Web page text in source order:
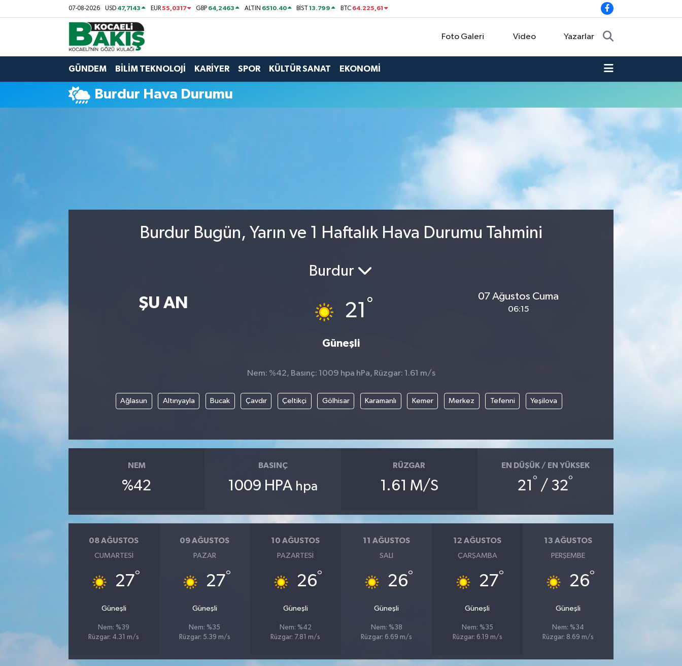
07-08-2026 USD 47,7143 EUR55,0317 GBP 64,2463 ALTIN 6510.40 BİST13.799 BTC 64.225,61
Foto Galeri Video Yazarlar
GÜNDEM BİLİM TEKNOLOJİ KARİYER SPOR KÜLTÜR SANAT EKONOMİ
Burdur Hava Durumu
Burdur Bugün, Yarın ve 1 Haftalık Hava Durumu Tahmini
ŞU AN
Burdur
21 °
Güneşli
07 Ağustos Cuma
06:15
Nem: %42, Basınç: 1009 hpa hPa, Rüzgar: 1.61 m/s
Ağlasun Altınyayla Bucak Çavdır Çeltikçi Gölhisar Karamanlı Kemer Merkez Tefenni Yeşilova
NEM
%42
BASINÇ
1009 HPA hpa
RÜZGAR
1.61 M/S
EN DÜŞÜK / EN YÜKSEK
21 ° / 32°
08 AĞUSTOS
CUMARTESI
27°
Güneşli
Nem: %39
Rüzgar: 4.31 m/s
09 AĞUSTOS
PAZAR
27°
Güneşli
Nem: %35
Rüzgar: 5.39 m/s
10 AĞUSTOS
PAZARTESI
26°
Güneşli
Nem: %42
Rüzgar: 7.81 m/s
11 AĞUSTOS
SALI
26°
Güneşli
Nem: %38
Rüzgar: 6.69 m/s
12 AĞUSTOS
ÇARŞAMBA
27°
Güneşli
Nem: %35
Rüzgar: 6.19 m/s
13 AĞUSTOS
PERŞEMBE
26°
Güneşli
Nem: %34
Rüzgar: 8.69 m/s
Kocaeli Nöbetçi Eczaneler
Kocaeli Hava Durumu
Kocaeli Trafik Yoğunluk Haritası